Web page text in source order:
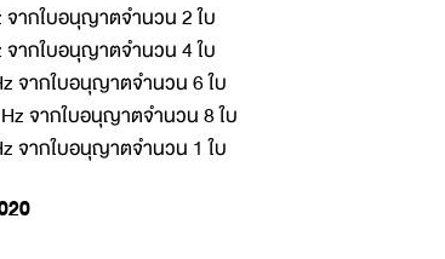
ากใบอนุญาตจำนวน 2 ใบ
ากใบอนุญาตจำนวน 4 ใบ
จากใบอนุญาตจำนวน 6 ใบ
จากใบอนุญาตจำนวน 8 ใบ
จากใบอนุญาตจำนวน 1 ใบ